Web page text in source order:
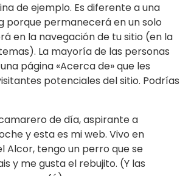
de ejemplo. Es diferente a una
porque permanecerá en un solo
en la navegación de tu sitio (en la
La mayoría de las personas
página «Acerca de» que les
potenciales del sitio. Podrías
camarero de día, aspirante a
y esta es mi web. Vivo en
Alcor, tengo un perro que se
y me gusta el rebujito. (Y las